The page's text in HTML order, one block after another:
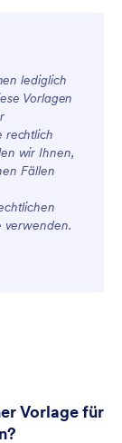
lediglich
Vorlagen
rechtlich
wir Ihnen,
Fällen
verwenden.
Vorlage für